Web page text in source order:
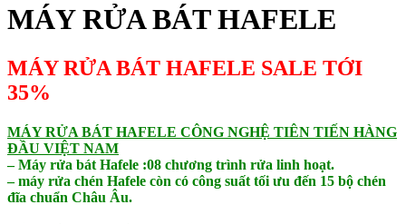
MÁY RỬA BÁT HAFELE
MÁY RỬA BÁT HAFELE SALE TỚI
35%
MÁY RỬA BÁT HAFELE CÔNG NGHỆ TIÊN TIẾN HÀNG
ĐẦU VIỆT NAM
– Máy rửa bát Hafele :08 chương trình rửa linh hoạt.
– máy rửa chén Hafele còn có công suất tối ưu đến 15 bộ chén
đĩa chuẩn Châu Âu.